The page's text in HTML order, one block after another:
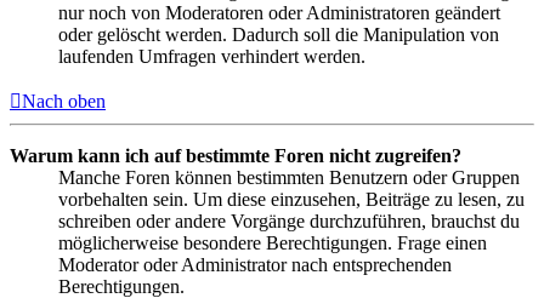
nur noch von Moderatoren oder Administratoren geändert
oder gelöscht werden. Dadurch soll die Manipulation von
laufenden Umfragen verhindert werden.
Nach oben
Warum kann ich auf bestimmte Foren nicht zugreifen?
Manche Foren können bestimmten Benutzern oder Gruppen
vorbehalten sein. Um diese einzusehen, Beiträge zu lesen, zu
schreiben oder andere Vorgänge durchzuführen, brauchst du
möglicherweise besondere Berechtigungen. Frage einen
Moderator oder Administrator nach entsprechenden
Berechtigungen.